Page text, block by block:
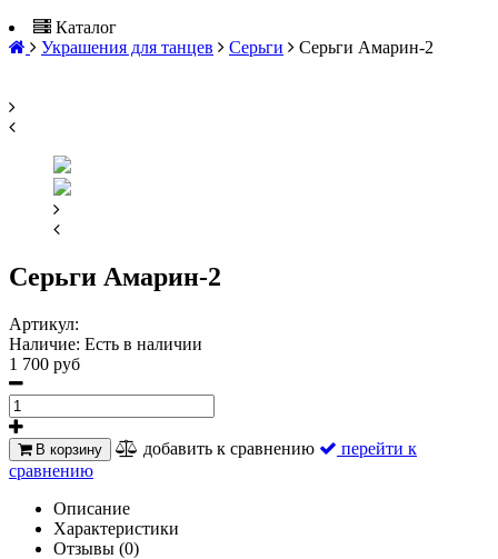
Каталог
Украшения для танцев
Серьги Серьги Амарин-2
Серьги Амарин-2
Артикул:
Наличие: Есть в наличии
1 700 руб
В корзину добавить к сравнению
перейти к
сравнению
Описание
Характеристики
Отзывы (0)